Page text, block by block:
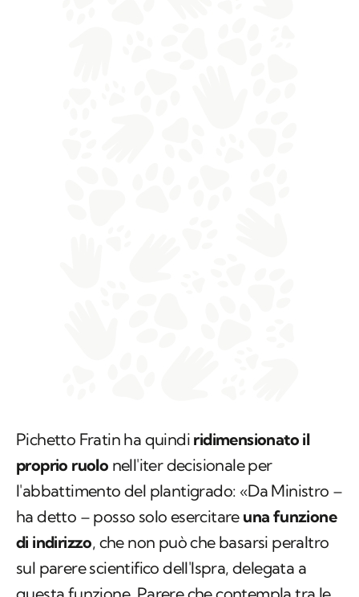
Pichetto Fratin ha quindi ridimensionato il
proprio ruolo nell'iter decisionale per
l'abbattimento del plantigrado: «Da Ministro –
ha detto – posso solo esercitare una funzione
di indirizzo, che non può che basarsi peraltro
sul parere scientifico dell'Ispra, delegata a